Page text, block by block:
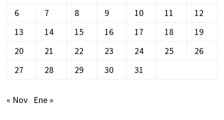
6
7 8 9 10 11
12
13
14 15 16 17 18
19
20
21 22 23 24 25
26
27
28 29 30 31
« Nov Ene »